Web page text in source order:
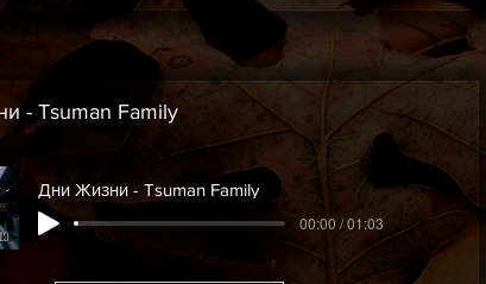
- Tsuman Family
Дни Жизни - Tsuman Family
00:00 / 01:03